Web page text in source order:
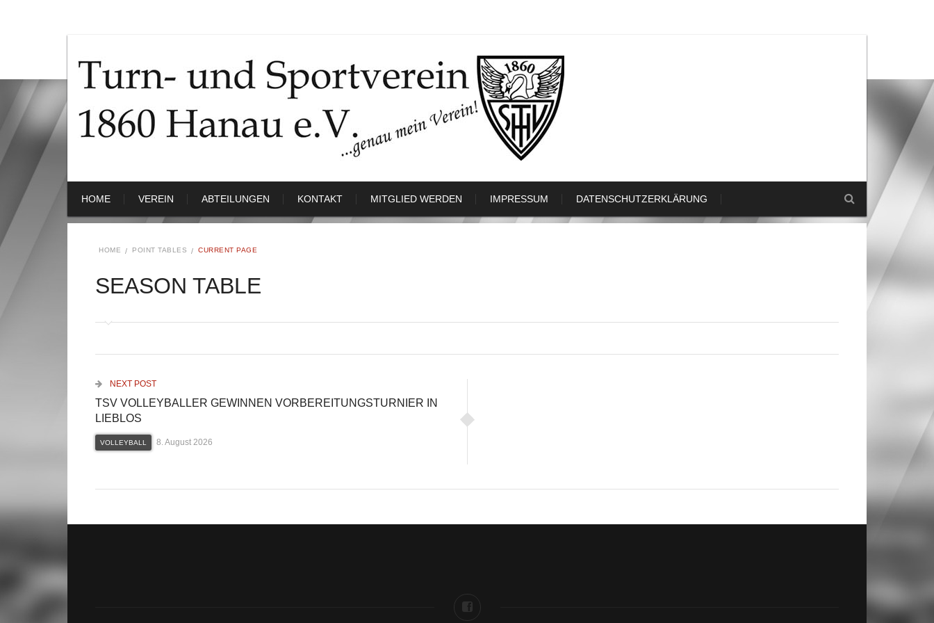
HOME VEREIN ABTEILUNGEN KONTAKT MITGLIED WERDEN IMPRESSUM DATENSCHUTZERKLÄRUNG
HOME POINT TABLES CURRENT PAGE
SEASON TABLE
NEXT POST
TSV VOLLEYBALLER GEWINNEN VORBEREITUNGSTURNIER IN
LIEBLOS
VOLLEYBALL 8. August 2026